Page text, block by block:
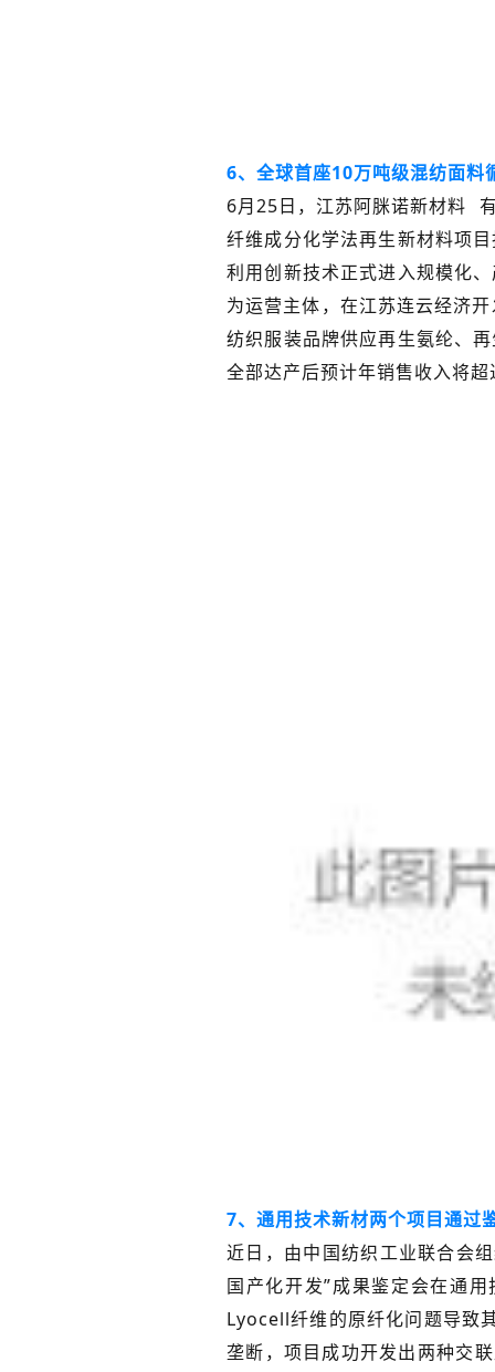
6、全球首座10万吨级混纺面料
6月25日，江苏阿脒诺新材料
纤维成分化学法再生新材料项
利用创新技术正式进入规模化
为运营主体，在江苏连云经济
纺织服装品牌供应再生氨纶、
全部达产后预计年销售收入将
7、通用技术新材两个项目通过
近日，由中国纺织工业联合会
国产化开发”成果鉴定会在通
Lyocell纤维的原纤化问题导致
垄断，项目成功开发出两种交